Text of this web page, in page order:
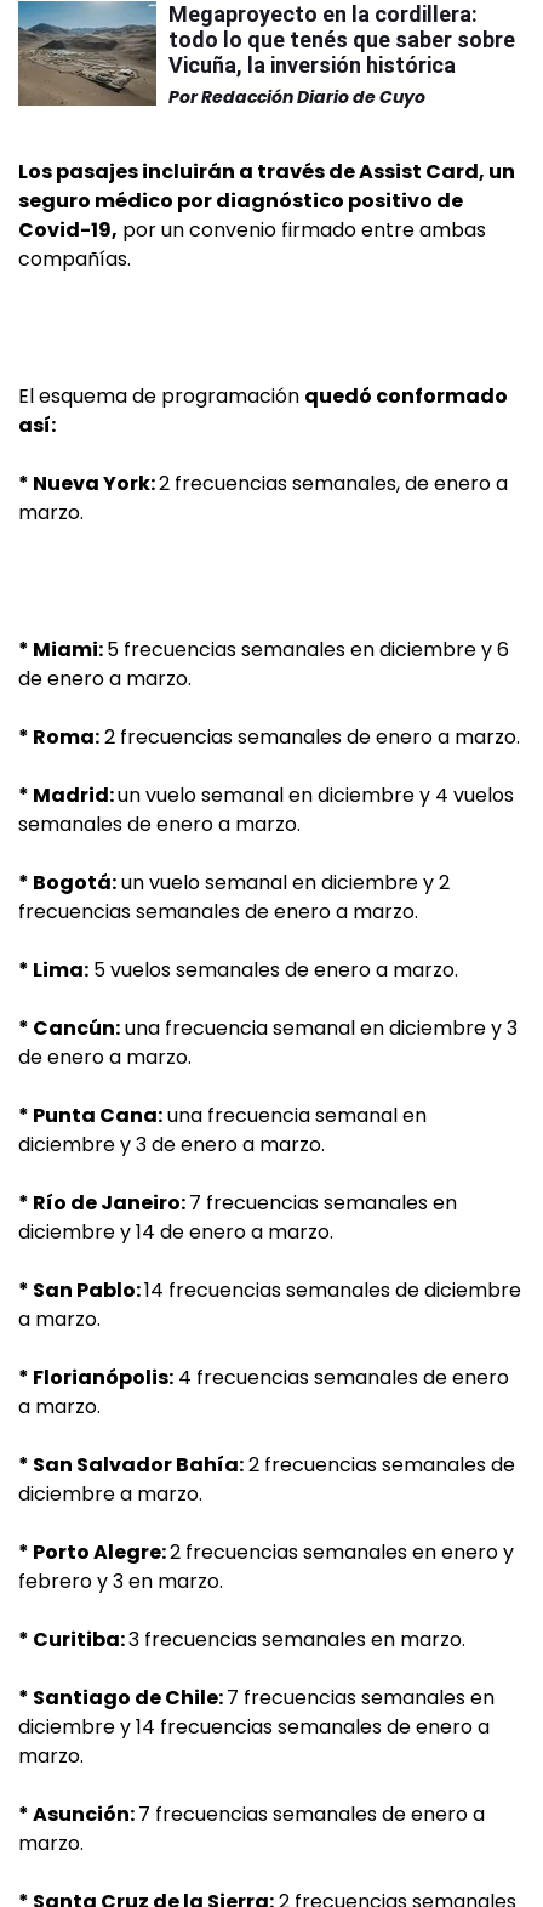
Megaproyecto en la cordillera:
todo lo que tenés que saber sobre
Vicuña, la inversión histórica
PorRedacción Diario de Cuyo
Los pasajes incluirán a través de Assist Card, un
seguro médico por diagnóstico positivo de
Covid-19, por un convenio firmado entre ambas
compañías.
El esquema de programación quedó conformado
así:
* Nueva York:2 frecuencias semanales, de enero a
marzo.
* Miami:5 frecuencias semanales en diciembre y 6
de enero a marzo.
* Roma:2 frecuencias semanales de enero a marzo.
* Madrid:un vuelo semanal en diciembre y 4 vuelos
semanales de enero a marzo.
* Bogotá:un vuelo semanal en diciembre y 2
frecuencias semanales de enero a marzo.
* Lima: 5 vuelos semanales de enero a marzo.
* Cancún:una frecuencia semanal en diciembre y 3
de enero a marzo.
* Punta Cana:una frecuencia semanal en
diciembre y 3 de enero a marzo.
* Río de Janeiro:7 frecuencias semanales en
diciembre y 14 de enero a marzo.
* San Pablo:14 frecuencias semanales de diciembre
a marzo.
* Florianópolis: 4 frecuencias semanales de enero
a marzo.
* San Salvador Bahía:2 frecuencias semanales de
diciembre a marzo.
* Porto Alegre:2 frecuencias semanales en enero y
febrero y 3 en marzo.
* Curitiba:3 frecuencias semanales en marzo.
* Santiago de Chile:7 frecuencias semanales en
diciembre y 14 frecuencias semanales de enero a
marzo.
* Asunción:7 frecuencias semanales de enero a
marzo.